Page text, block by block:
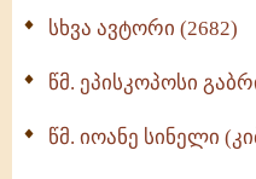
ნაწილი II (369)
სხვა ავტორი (2682)
წმ. ეპისკოპოსი
წმ. იოანე სინელი